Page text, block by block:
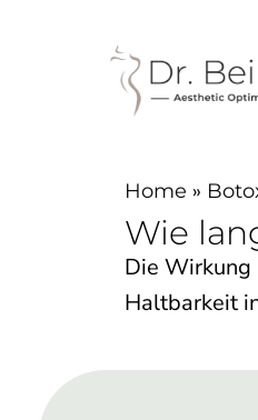
Home »
Wie
Die Wirkung
Haltbarkeit